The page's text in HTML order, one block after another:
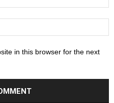
in this browser for the next